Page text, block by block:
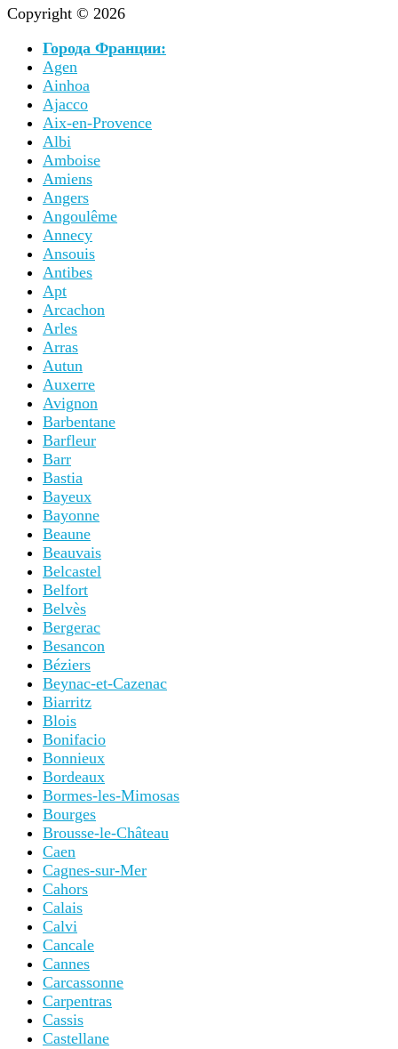
Copyright © 2026
Города Франции:
Agen
Ainhoa
Ajacco
Aix-en-Provence
Albi
Amboise
Amiens
Angers
Angoulême
Annecy
Ansouis
Antibes
Apt
Arcachon
Arles
Arras
Autun
Auxerre
Avignon
Barbentane
Barfleur
Barr
Bastia
Bayeux
Bayonne
Beaune
Beauvais
Belcastel
Belfort
Belvès
Bergerac
Besancon
Béziers
Beynac-et-Cazenac
Biarritz
Blois
Bonifacio
Bonnieux
Bordeaux
Bormes-les-Mimosas
Bourges
Brousse-le-Château
Caen
Cagnes-sur-Mer
Cahors
Calais
Calvi
Cancale
Cannes
Carcassonne
Carpentras
Cassis
Castellane